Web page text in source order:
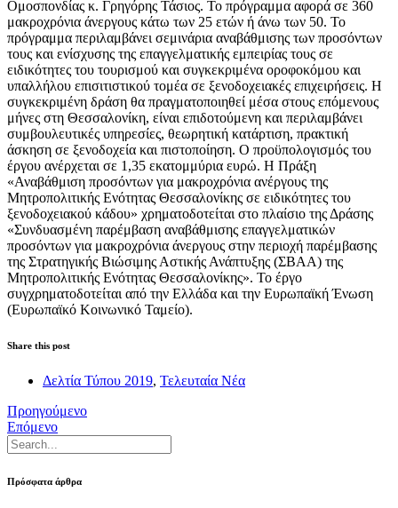
Ομοσπονδίας κ. Γρηγόρης Τάσιος. Το πρόγραμμα αφορά σε 360
μακροχρόνια άνεργους κάτω των 25 ετών ή άνω των 50. Το
πρόγραμμα περιλαμβάνει σεμινάρια αναβάθμισης των προσόντων
τους και ενίσχυσης της επαγγελματικής εμπειρίας τους σε
ειδικότητες του τουρισμού και συγκεκριμένα οροφοκόμου και
υπαλλήλου επισιτιστικού τομέα σε ξενοδοχειακές επιχειρήσεις. Η
συγκεκριμένη δράση θα πραγματοποιηθεί μέσα στους επόμενους
μήνες στη Θεσσαλονίκη, είναι επιδοτούμενη και περιλαμβάνει
συμβουλευτικές υπηρεσίες, θεωρητική κατάρτιση, πρακτική
άσκηση σε ξενοδοχεία και πιστοποίηση. Ο προϋπολογισμός του
έργου ανέρχεται σε 1,35 εκατομμύρια ευρώ. Η Πράξη
«Αναβάθμιση προσόντων για μακροχρόνια ανέργους της
Μητροπολιτικής Ενότητας Θεσσαλονίκης σε ειδικότητες του
ξενοδοχειακού κάδου» χρηματοδοτείται στο πλαίσιο της Δράσης
«Συνδυασμένη παρέμβαση αναβάθμισης επαγγελματικών
προσόντων για μακροχρόνια άνεργους στην περιοχή παρέμβασης
της Στρατηγικής Βιώσιμης Αστικής Ανάπτυξης (ΣΒΑΑ) της
Μητροπολιτικής Ενότητας Θεσσαλονίκης». Το έργο
συγχρηματοδοτείται από την Ελλάδα και την Ευρωπαϊκή Ένωση
(Ευρωπαϊκό Κοινωνικό Ταμείο).
Share this post
Δελτία Τύπου 2019, Τελευταία Νέα
Προηγούμενο
Επόμενο
Πρόσφατα άρθρα